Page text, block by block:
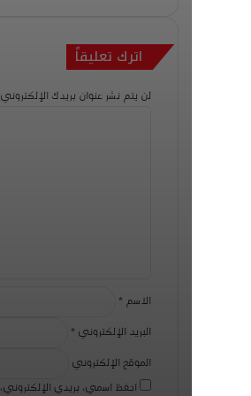
اترك تعليقاً
لن يتم نشر عنوان بريدك
الاسم*
البريد الإلكتروني*
الموقع الإلكتروني
احفظ اسمي، بريدي